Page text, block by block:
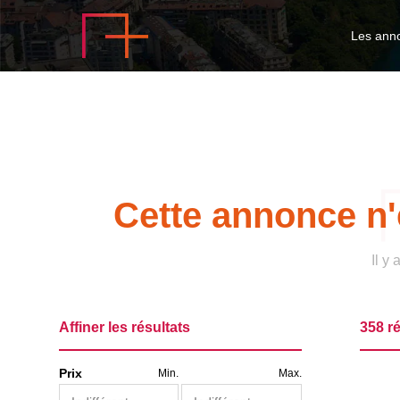
Les
Cette annonce
Il y
Affiner les résultats
Prix Min. Max.
358